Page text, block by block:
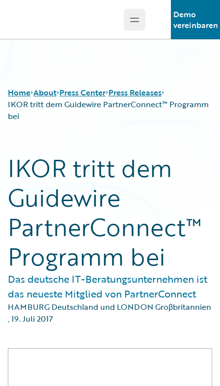
Open main menu
Demo
vereinbaren
Home About Press Center Press Releases
IKOR tritt dem Guidewire PartnerConnect™ Programm
bei
IKOR tritt dem
Guidewire
PartnerConnect™
Programm bei
Das deutsche IT-Beratungsunternehmen ist
das neueste Mitglied von PartnerConnect
HAMBURG Deutschland und LONDON Groβbritannien
,19. Juli 2017